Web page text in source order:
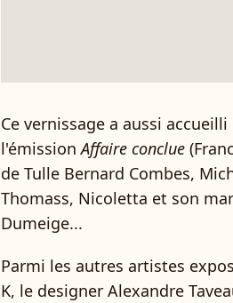
Ce vernissage a aussi
l'émissionAffaire conclue
de Tulle Bernard Combes,
Thomass, Nicoletta et son
Dumeige...
Parmi les autres artistes
K, le designer Alexandre